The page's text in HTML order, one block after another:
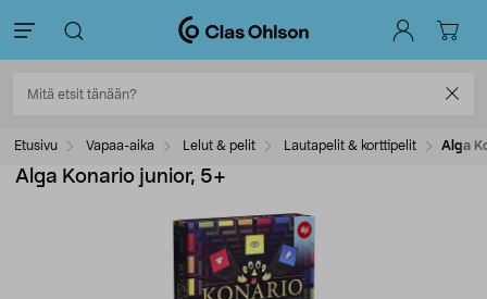
Etusivu Vapaa-aika Lelut & pelit Lautapelit & korttipelit Alga
Alga Konario junior, 5+